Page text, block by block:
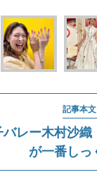
記事本
バレー木村沙
が一番しっ